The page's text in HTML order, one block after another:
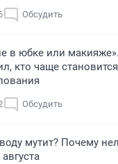
Обсудить
в юбке или
кто чаще
Обсудить
мутит? Почему